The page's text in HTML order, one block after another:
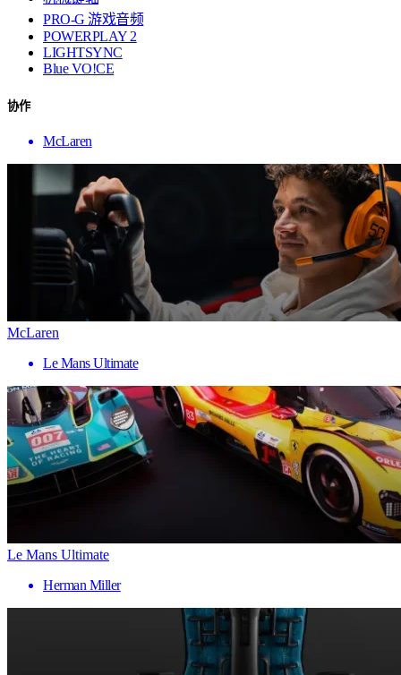
PRO-G 游戏音频
POWERPLAY 2
LIGHTSYNC
Blue VO!CE
协作
McLaren
McLaren
Le Mans Ultimate
Le Mans Ultimate
Herman Miller